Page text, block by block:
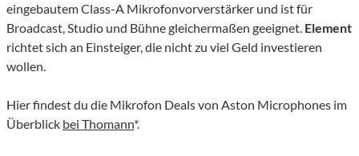
eingebautem Class-A Mikrofonvorverstärker und ist für
Broadcast, Studio und Bühne gleichermaßen geeignet. Element
richtet sich an Einsteiger, die nicht zu viel Geld investieren
wollen.
Hier findest du die Mikrofon Deals von Aston Microphones im
Überblick bei Thomann*.